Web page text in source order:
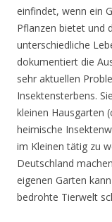
einfindet, wenn ein
Pflanzen bietet und
unterschiedliche
dokumentiert die
sehr aktuellen
Insektensterbens.
kleinen Hausgarten
heimische
im Kleinen tätig zu
Deutschland
eigenen Garten
bedrohte Tierwelt